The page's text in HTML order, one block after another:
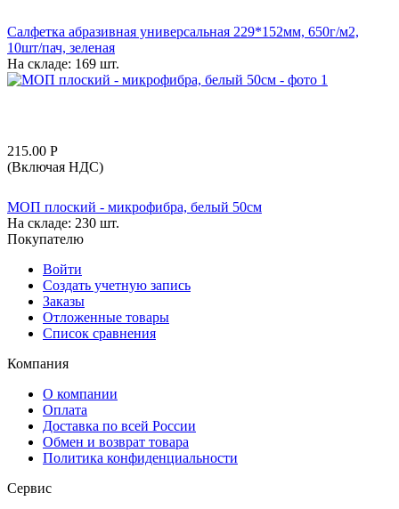
Салфетка абразивная универсальная 229*152мм, 650г/м2,
10шт/пач, зеленая
На складе: 169 шт.
215.00 Р
(Включая НДС)
МОП плоский - микрофибра, белый 50см
На складе: 230 шт.
Покупателю
Войти
Создать учетную запись
Заказы
Отложенные товары
Список сравнения
Компания
О компании
Оплата
Доставка по всей России
Обмен и возврат товара
Политика конфиденциальности
Сервис